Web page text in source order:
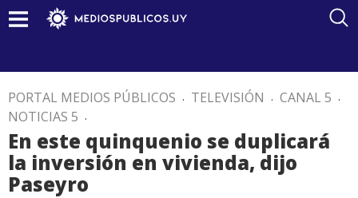
PORTAL MEDIOS PÚBLICOS . TELEVISIÓN . CANAL 5 .
NOTICIAS 5 .
En este quinquenio se duplicará
la inversión en vivienda, dijo
Paseyro